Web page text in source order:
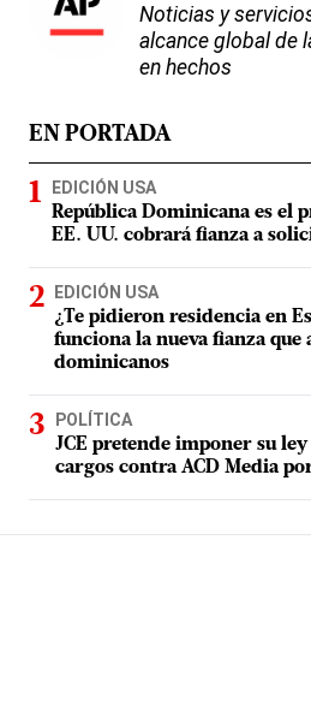
Noticias y
alcance global de
en hechos
EN PORTADA
EDICIÓN USA
República Dominicana es el
EE. UU. cobrará fianza a
EDICIÓN USA
¿Te pidieron residencia en
funciona la nueva fianza que
dominicanos
POLÍTICA
JCE pretende imponer su
cargos contra ACD Media